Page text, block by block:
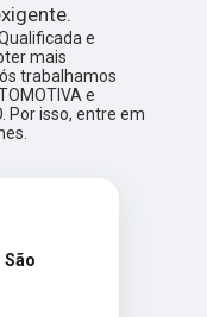
e
mais
trabalhamos
e
Por isso, entre em
São